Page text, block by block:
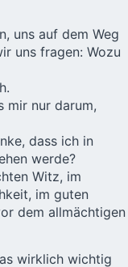
uns auf dem Weg
uns fragen: Wozu
mir nur darum,
dass ich in
werde?
Witz, im
im guten
dem allmächtigen
wirklich wichtig